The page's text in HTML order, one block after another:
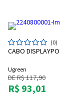
(0)
CABO
Ugreen
DE R$ 117,90
R$ 93,01